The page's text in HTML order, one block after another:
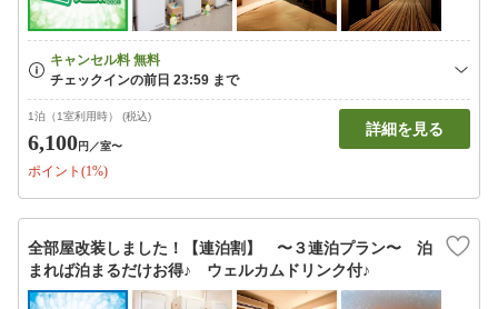
1泊（1室利用時） (税込)
6,100円 ／室〜
ポイント(1%)
詳細を見る
全部屋改装しました！【連泊割】 〜３連泊プラン〜 泊
まれば泊まるだけお得♪ ウェルカムドリンク付♪